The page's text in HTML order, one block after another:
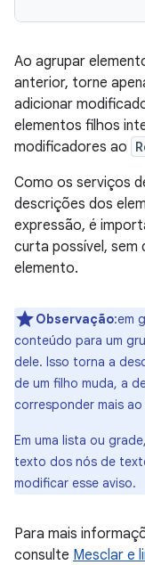
Ao agrupar
anterior, torne
adicionar
elementos filhos
modificadores ao
Como os serviços
descrições dos
expressão, é
curta possível, sem
elemento.
Observação:em
conteúdo para um
dele. Isso torna a
de um filho muda, a
corresponder mais
Em uma lista ou
texto dos nós de
modificar esse aviso.
Para mais
consulte Mesclar e